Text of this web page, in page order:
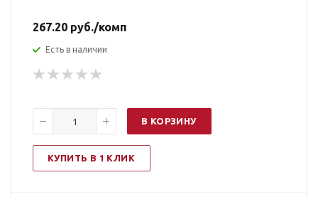
267.20 руб./комп
Есть в наличии
В КОРЗИНУ
КУПИТЬ В 1 КЛИК